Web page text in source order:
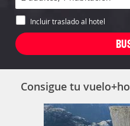
Incluir traslado al hotel
Consigue tu